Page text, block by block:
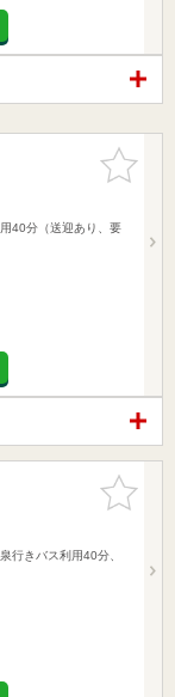
お気に入
りに追加
40分（送迎あり、要
お気に入
りに追加
行きバス利用40分、